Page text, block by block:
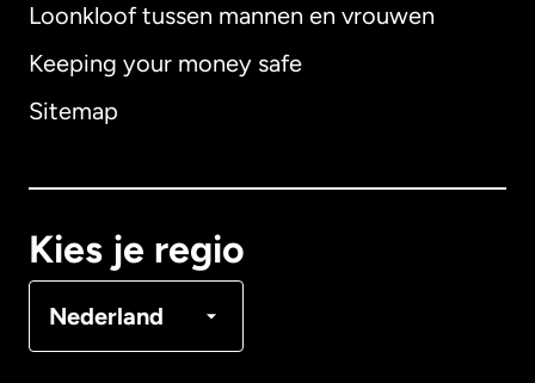
Loonkloof tussen mannen en vrouwen
Keeping your money safe
Sitemap
Kies je regio
Nederland
Australië